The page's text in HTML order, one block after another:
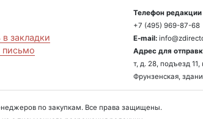
закладки
письмо
Телефон
+7 (495) 969-87-68
E-mail:
Адрес для
т, д. 28, подъезд
Фрунзенская,
по закупкам. Все права защищены.